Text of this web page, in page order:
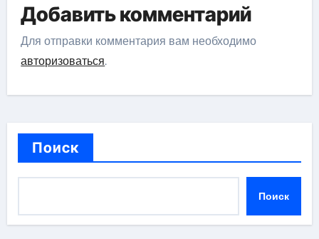
Добавить комментарий
Для отправки комментария вам необходимо
авторизоваться.
Поиск
Поиск